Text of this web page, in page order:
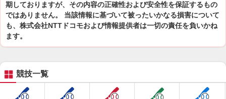
期しておりますが、その内容の正確性および安全性を保証するもの
ではありません。 当該情報に基づいて被ったいかなる損害について
も、株式会社NTTドコモおよび情報提供者は一切の責任を負いかね
ます。
競技一覧